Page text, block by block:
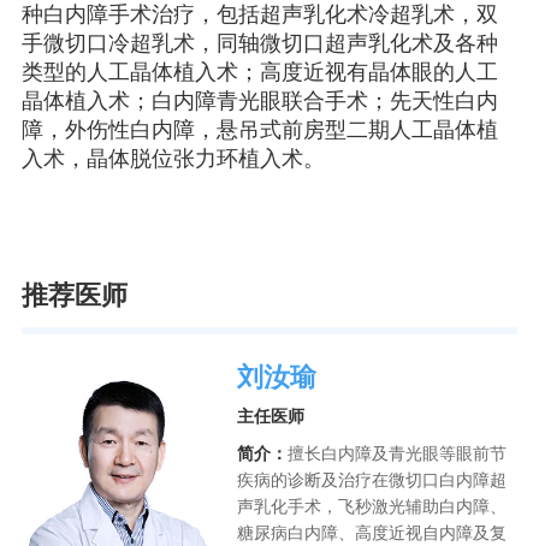
种白内障手术治疗，包括超声乳化术冷超乳术，双
手微切口冷超乳术，同轴微切口超声乳化术及各种
类型的人工晶体植入术；高度近视有晶体眼的人工
晶体植入术；白内障青光眼联合手术；先天性白内
障，外伤性白内障，悬吊式前房型二期人工晶体植
入术，晶体脱位张力环植入术。
推荐医师
刘汝瑜
主任医师
简介：擅长白内障及青光眼等眼前节
疾病的诊断及治疗在微切口白内障超
声乳化手术，飞秒激光辅助白内障、
糖尿病白内障、高度近视自内障及复